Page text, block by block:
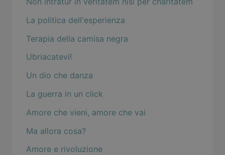
La politica dell'esperienza
Terapia della camisa negra
Ubriacatevi!
Un dio che danza
La guerra in un click
Amore che vieni, amore che vai
Ma allora cosa?
Amore e rivoluzione